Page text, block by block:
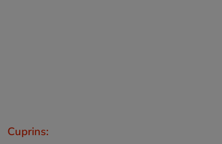
Cuprins: